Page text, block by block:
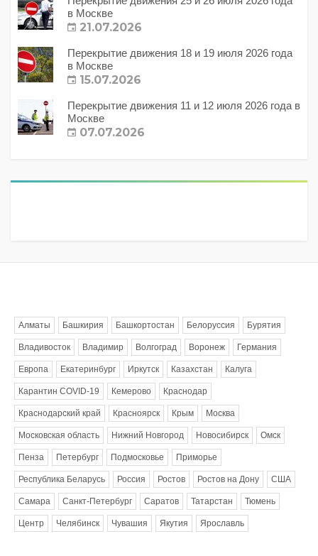
в Москве
21.07.2026
Перекрытие движения 18 и 19 июля 2026 года
в Москве
15.07.2026
Перекрытие движения 11 и 12 июля 2026 года в
Москве
07.07.2026
Алматы Башкирия Башкортостан Белоруссия Бурятия
Владивосток Владимир Волгоград Воронеж Германия
Европа Екатеринбург Иркутск Казахстан Калуга
Карантин COVID-19 Кемерово Краснодар
Краснодарский край Красноярск Крым Москва
Московская область Нижний Новгород Новосибирск Омск
Пенза Петербург Подмосковье Приморье
Республика Беларусь Россия Ростов Ростов на Дону США
Самара Санкт-Петербург Саратов Татарстан Тюмень
Центр Челябинск Чувашия Якутия Ярославль